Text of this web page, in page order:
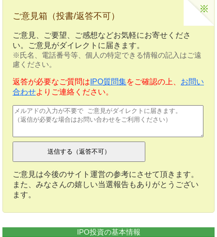
ご意見箱（投書/返答不可）
ご意見、ご要望、ご感想などお気軽にお寄せくださ
い。ご意見がダイレクトに届きます。
※氏名、電話番号等、個人の特定できる情報の記入はご遠
慮ください。
返答が必要なご質問は IPO質問集をご確認の上、 お問い
合わせよりご連絡ください。
ご意見は今後のサイト運営の参考にさせて頂きます。
また、みなさんの嬉しい当選報告もありがとうござい
ます。
IPO投資の基本情報